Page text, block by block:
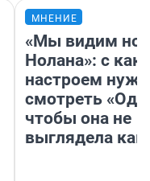
МНЕНИЕ
«Мы видим
Нолана»: с
настроем
смотреть
чтобы она не
выглядела как